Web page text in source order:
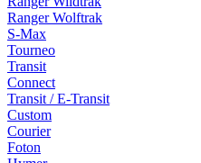
Ranger Wolftrak
S-Max
Tourneo
Transit
Connect
Transit / E-Transit
Custom
Courier
Foton